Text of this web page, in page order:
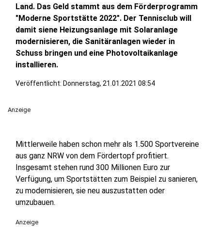
Land. Das Geld stammt aus dem Förderprogramm
"Moderne Sportstätte 2022". Der Tennisclub will
damit siene Heizungsanlage mit Solaranlage
modernisieren, die Sanitäranlagen wieder in
Schuss bringen und eine Photovoltaikanlage
installieren.
Veröffentlicht: Donnerstag, 21.01.2021 08:54
Anzeige
Mittlerweile haben schon mehr als 1.500 Sportvereine
aus ganz NRW von dem Fördertopf profitiert.
Insgesamt stehen rund 300 Millionen Euro zur
Verfügung, um Sportstätten zum Beispiel zu sanieren,
zu modernisieren, sie neu auszustatten oder
umzubauen.
Anzeige